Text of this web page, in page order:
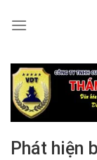
Phát hiện